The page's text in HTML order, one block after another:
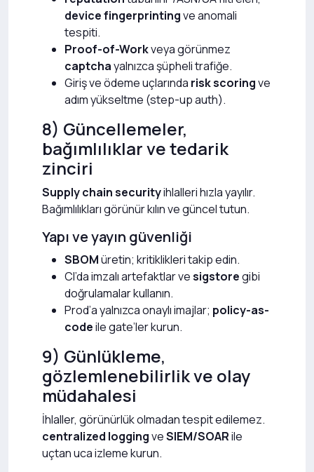
device fingerprintingve anomali
tespiti.
Proof-of-Workveya görünmez
captchayalnızca şüpheli trafiğe.
Giriş ve ödeme uçlarında risk scoringve
adım yükseltme (step-up auth).
8) Güncellemeler,
bağımlılıklar ve tedarik
zinciri
Supply chain securityihlalleri hızla yayılır.
Bağımlılıkları görünür kılın ve güncel tutun.
Yapı ve yayın güvenliği
SBOMüretin; kritiklikleri takip edin.
CI’da imzalı artefaktlar vesigstoregibi
doğrulamalar kullanın.
Prod’a yalnızca onaylı imajlar; policy-as-
codeile gate’ler kurun.
9) Günlükleme,
gözlemlenebilirlik ve olay
müdahalesi
İhlaller, görünürlük olmadan tespit edilemez.
centralized loggingveSIEM/SOARile
uçtan uca izleme kurun.